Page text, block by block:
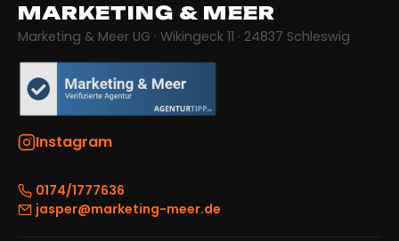
MARKETING & MEER
Marketing & Meer UG · Wikingeck 11 · 24837 Schleswig
Instagram
0174/1777636
jasper@marketing-meer.de